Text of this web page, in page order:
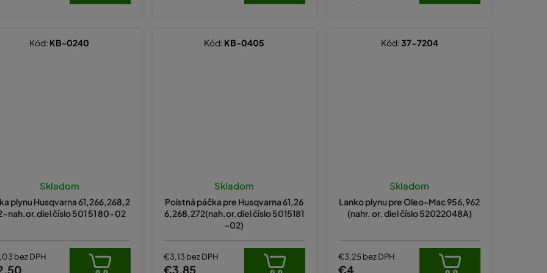
plynu Husqvarna 61,266,268,2
nah.or.diel číslo 501 51 80-02
Skladom
bez DPH
Kód: KB-0240
Poistná páčka pre Husqvarna 61,26
6,268,272(nah.or.diel číslo 5015181
-02)
Skladom
€3,13 bez DPH
€3,85
Kód: KB-0405
Lanko plynu pre Oleo-Mac 956,962
(nahr. or. diel číslo 52022048A)
Skladom
€3,25 bez DPH
€4
Kód:37-7204